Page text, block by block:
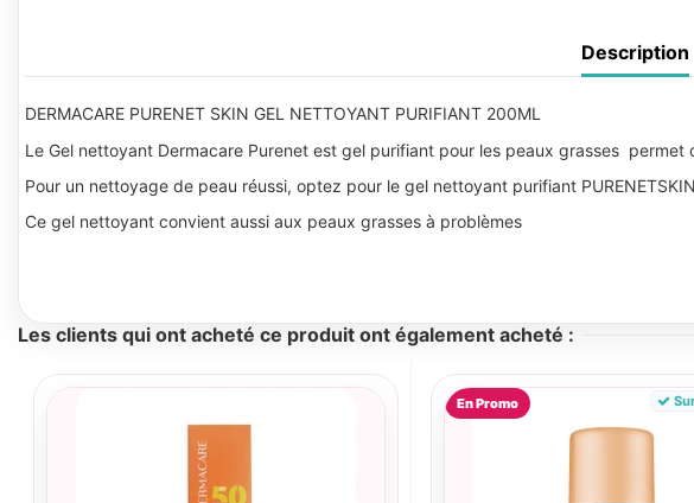
Description
DERMACARE PURENET SKIN GEL NETTOYANT PURIFIANT 200ML
Le Gel nettoyant Dermacare Purenet est gel purifiant pour les peaux grasses
Pour un nettoyage de peau réussi, optez pour le gel nettoyant purifiant
Ce gel nettoyant convient aussi aux peaux grasses à problèmes
Les clients qui ont acheté ce produit ont également acheté :
En Promo